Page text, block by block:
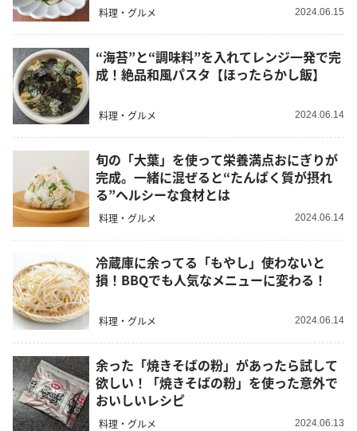
料理・グルメ 2024.06.15
“海苔”と“調味料”を入れてレンジ一発で完
成！絶品和風パスタ【ほったらかし飯】
料理・グルメ 2024.06.14
旬の「大葉」を使って栄養満点おにぎりが
完成。一緒に混ぜると“たんぱく質が摂れ
る”ヘルシーな食材とは
料理・グルメ 2024.06.14
冷蔵庫に余ってる「もやし」使わないと
損！BBQでも人気なメニューに変わる！
料理・グルメ 2024.06.14
余った「焼きそばの粉」があったら試して
欲しい！「焼きそばの粉」を使った意外で
おいしいレシピ
料理・グルメ 2024.06.13